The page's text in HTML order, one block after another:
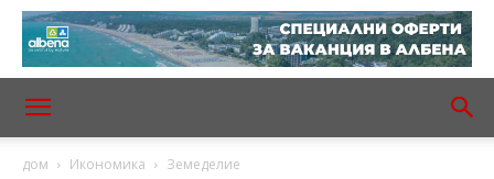
дом Икономика Земеделие